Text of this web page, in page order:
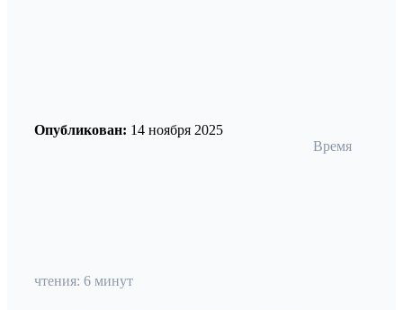
Опубликован: 14 ноября 2025
Время
чтения: 6 минут